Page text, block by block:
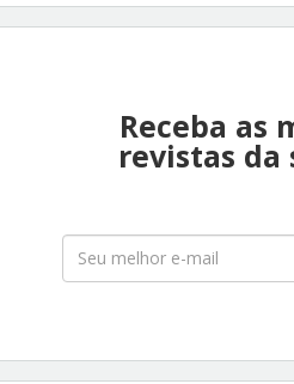
Receba as
revistas da